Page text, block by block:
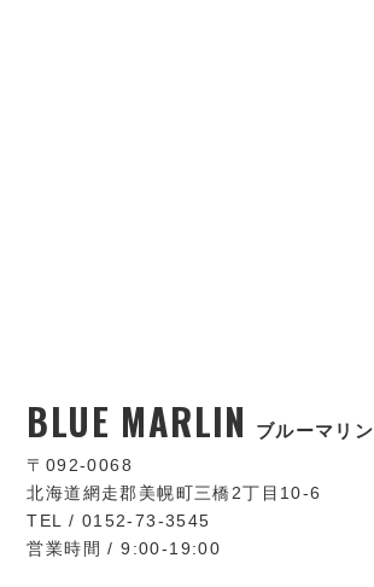
BLUE MARLIN ブルーマリン
〒092-0068
北海道網走郡美幌町三橋2丁目10-6
TEL / 0152-73-3545
営業時間 / 9:00-19:00